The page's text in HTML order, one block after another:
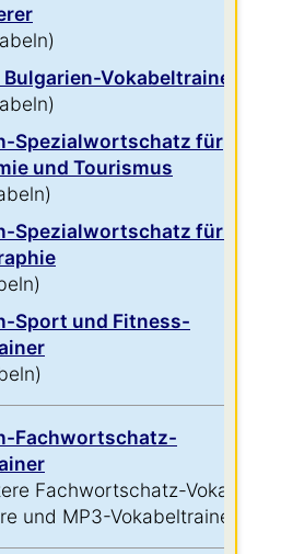
Vokabeltrainer
Spezialwortschatz für
und Tourismus
Spezialwortschatz für Natur
Sport und Fitness-
Fachwortschatz-
Fachwortschatz-Vokabeln
und MP3-Vokabeltrainer)